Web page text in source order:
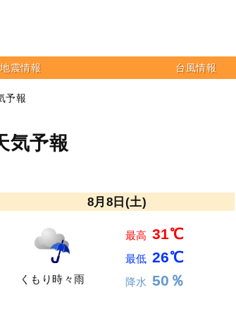
地震情報 台風情報
予報
気予報
8月8日(土)
くもり時々雨
最高 31℃
最低 26℃
降水 50％